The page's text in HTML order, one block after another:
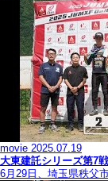
movie 2025.07.19
大東建託シリーズ第7
6月29日、埼玉県秩父